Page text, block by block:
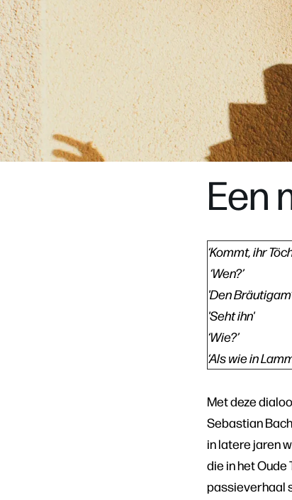
Een
‘Kommt, ihr
‘Wen?’
'Den Bräutigam’
'Seht ihn'
‘Wie?’
‘Als wie in
Met deze
Sebastian
in latere jaren
die in het
passieverhaal